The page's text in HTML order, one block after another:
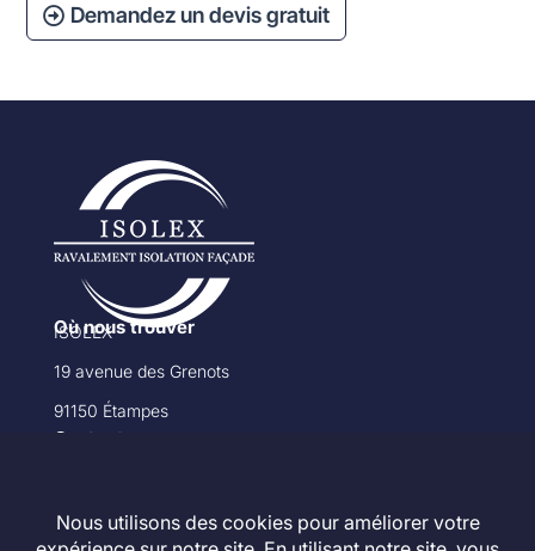
Demandez un devis gratuit
Où nous trouver
ISOLEX
19 avenue des Grenots
91150 Étampes
Contact
contact@isolex.fr